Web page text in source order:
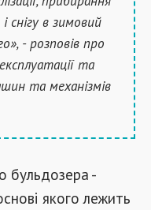
снігу в зимовий
- розповів про
та
та механізмів
бульдозера -
якого лежить